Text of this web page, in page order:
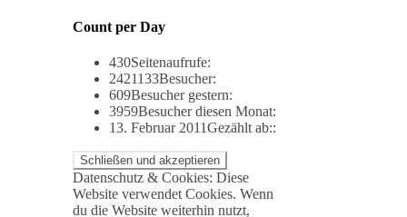
Count per Day
430Seitenaufrufe:
2421133Besucher:
609Besucher gestern:
3959Besucher diesen Monat:
13. Februar 2011Gezählt ab::
Datenschutz & Cookies: Diese
Website verwendet Cookies. Wenn
du die Website weiterhin nutzt,